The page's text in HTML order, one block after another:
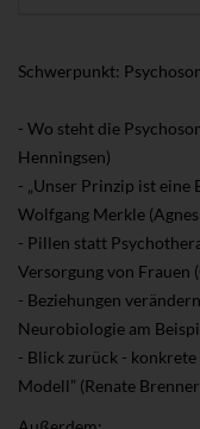
Schwerpunkt:
- Wo steht die
Henningsen)
- „Unser Prinzip ist eine
Wolfgang Merkle
- Pillen statt
Versorgung von Frauen
- Beziehungen
Neurobiologie am
- Blick zurück -
Modell” (Renate